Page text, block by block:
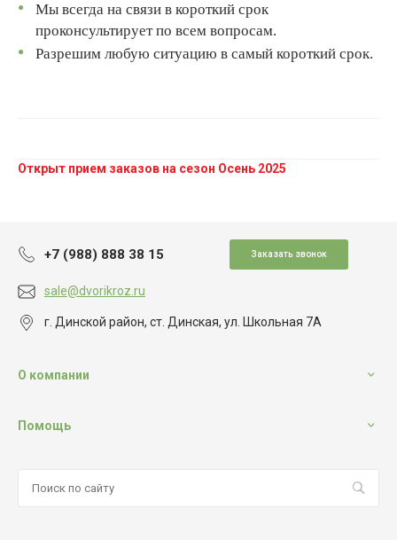
Мы всегда на связи в короткий срок
проконсультирует по всем вопросам.
Разрешим любую ситуацию в самый короткий срок.
Открыт прием заказов на сезон Осень 2025
+7 (988) 888 38 15 Заказать звонок
sale@dvorikroz.ru
г. Динской район, ст. Динская, ул. Школьная 7А
О компании
Помощь